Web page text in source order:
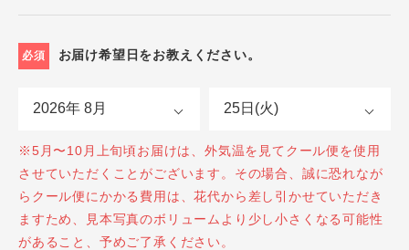
必須 お届け希望日をお教えください。
※5月〜10月上旬頃お届けは、外気温を見てクール便を使用
させていただくことがございます。その場合、誠に恐れなが
らクール便にかかる費用は、花代から差し引かせていただき
ますため、見本写真のボリュームより少し小さくなる可能性
があること、予めご了承ください。